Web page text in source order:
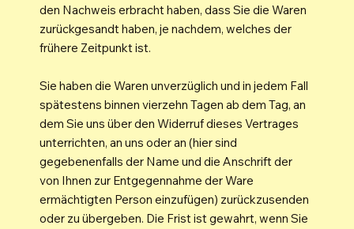
den Nachweis erbracht haben, dass Sie die Waren
zurückgesandt haben, je nachdem, welches der
frühere Zeitpunkt ist.
Sie haben die Waren unverzüglich und in jedem Fall
spätestens binnen vierzehn Tagen ab dem Tag, an
dem Sie uns über den Widerruf dieses Vertrages
unterrichten, an uns oder an (hier sind
gegebenenfalls der Name und die Anschrift der
von Ihnen zur Entgegennahme der Ware
ermächtigten Person einzufügen) zurückzusenden
oder zu übergeben. Die Frist ist gewahrt, wenn Sie